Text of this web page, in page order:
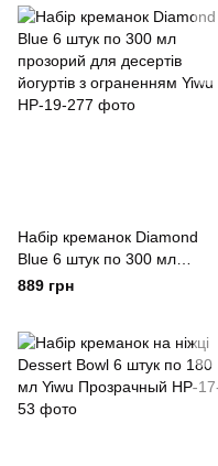
Набір креманок Diamond
Blue 6 штук по 300 мл
прозорий для десертів
889 грн